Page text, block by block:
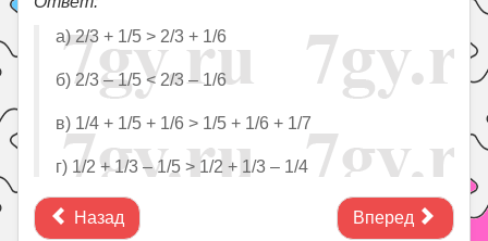
а) 2/3 + 1/5 ˃ 2/3 + 1/6
б) 2/3 – 1/5 ˂ 2/3 – 1/6
в) 1/4 + 1/5 + 1/6 ˃ 1/5 + 1/6 + 1/7
г) 1/2 + 1/3 – 1/5 ˃ 1/2 + 1/3 – 1/4
Назад Вперед